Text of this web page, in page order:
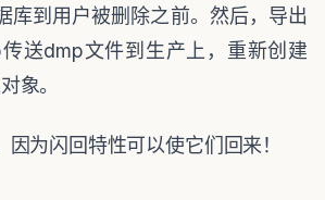
库到用户被删除之前。然后，导出
传送dmp文件到生产上，重新创建
象。
为闪回特性可以使它们回来！